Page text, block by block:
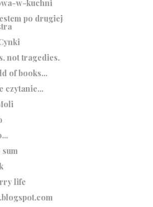
w-kuchni
po drugiej
not tragedies.
of books...
czytanie...
life